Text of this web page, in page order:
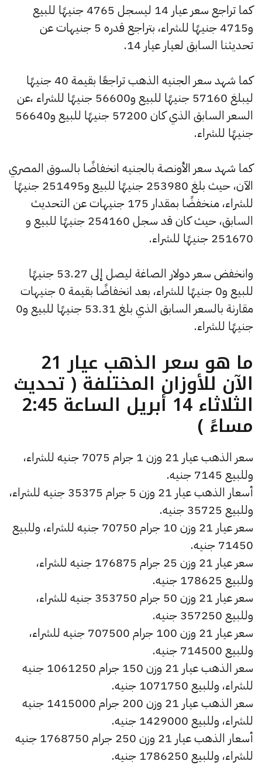
كما تراجع سعر عيار 14 ليسجل 4765 جنيهًا للبيع
و4715 جنيهًا للشراء، بتراجع قدره 5 جنيهات عن
تحديثنا السابق لعيار عيار 14.
كما شهد سعر الجنيه الذهب تراجعًا بقيمة 40 جنيهًا
ليبلغ 57160 جنيهًا للبيع و56600 جنيهًا للشراء ،عن
السعر السابق الذي كان 57200 جنيهًا للبيع و56640
جنيهًا للشراء.
كما شهد سعر الأونصة بالجنيه انخفاضًا بالسوق المصري
الآن، حيث بلغ 253980 جنيهًا للبيع و251495 جنيهًا
للشراء، منخفضًا بمقدار 175 جنيهات عن التحديث
السابق، حيث كان قد سجل 254160 جنيهًا للبيع و
251670 جنيهًا للشراء.
وانخفض سعر دولار الصاغة ليصل إلى 53.27 جنيهًا
للبيع و0 جنيهًا للشراء، بعد انخفاضًا بقيمة 0 جنيهات
مقارنة بالسعر السابق الذي بلغ 53.31 جنيهًا للبيع و0
جنيهًا للشراء.
ما هو سعر الذهب عيار 21
الآن للأوزان المختلفة ( تحديث
الثلاثاء 14 أبريل الساعة 2:45
مساءً )
سعر الذهب عيار 21 وزن 1 جرام 7075 جنيه للشراء،
وللبيع 7145 جنيه.
أسعار الذهب عيار 21 وزن 5 جرام 35375 جنيه للشراء،
وللبيع 35725 جنيه.
سعر عيار 21 وزن 10 جرام 70750 جنيه للشراء، وللبيع
71450 جنيه.
سعر عيار 21 وزن 25 جرام 176875 جنيه للشراء،
وللبيع 178625 جنيه.
سعر عيار 21 وزن 50 جرام 353750 جنيه للشراء،
وللبيع 357250 جنيه.
سعر عيار 21 وزن 100 جرام 707500 جنيه للشراء،
وللبيع 714500 جنيه.
سعر الذهب عيار 21 وزن 150 جرام 1061250 جنيه
للشراء، وللبيع 1071750 جنيه.
سعر الذهب عيار 21 وزن 200 جرام 1415000 جنيه
للشراء، وللبيع 1429000 جنيه.
أسعار الذهب عيار 21 وزن 250 جرام 1768750 جنيه
للشراء، وللبيع 1786250 جنيه.